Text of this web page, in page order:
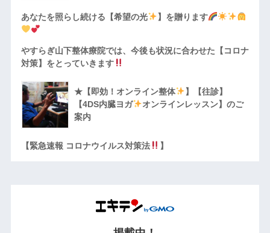
あなたを照らし続ける【希望の光 】を贈ります
やすらぎ山下整体療院では、今後も状況に合わせた【コロナ
対策】をとっていきます
★【即効！オンライン整体
】【往診】
【4DS内臓ヨガ
オンラインレッスン】のご
案内
【緊急速報 コロナウイルス対策法 】